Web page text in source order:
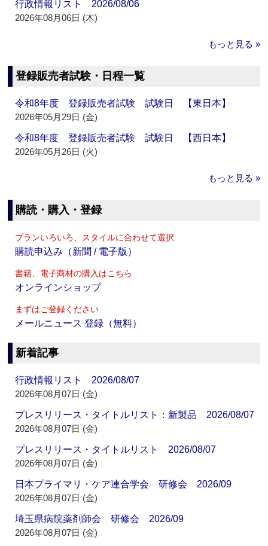
行政情報リスト 2026/08/06
2026年08月06日 (木)
もっと見る »
登録販売者試験・日程一覧
令和8年度 登録販売者試験 試験日 【東日本】
2026年05月29日 (金)
令和8年度 登録販売者試験 試験日 【西日本】
2026年05月26日 (火)
もっと見る »
購読・購入・登録
プランいろいろ、スタイルに合わせて選択
購読申込み（新聞 / 電子版）
書籍、電子商材の購入はこちら
オンラインショップ
まずはご登録ください
メールニュース 登録（無料）
新着記事
行政情報リスト 2026/08/07
2026年08月07日 (金)
プレスリリース・タイトルリスト：新製品 2026/08/07
2026年08月07日 (金)
プレスリリース・タイトルリスト 2026/08/07
2026年08月07日 (金)
日本プライマリ・ケア連合学会 研修会 2026/09
2026年08月07日 (金)
埼玉県病院薬剤師会 研修会 2026/09
2026年08月07日 (金)